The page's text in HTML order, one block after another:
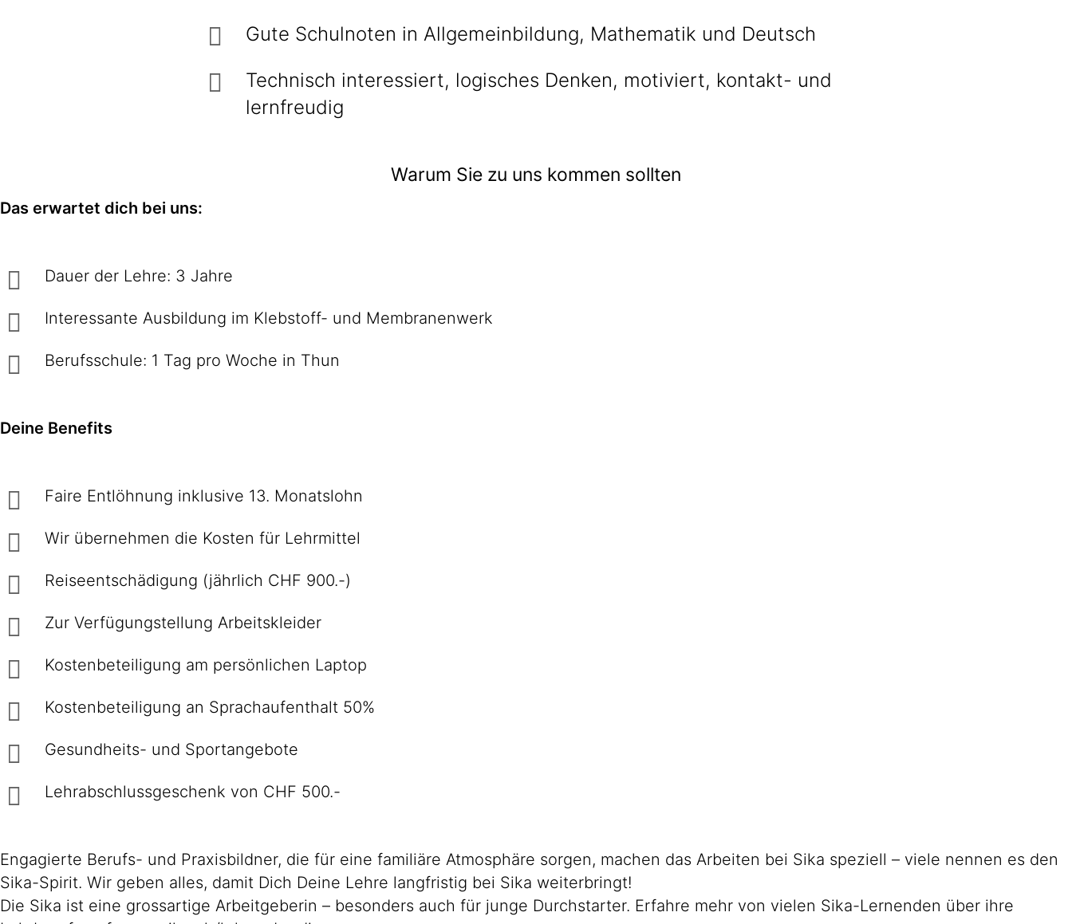
Gute Schulnoten in Allgemeinbildung, Mathematik und Deutsch
Technisch interessiert, logisches Denken, motiviert, kontakt- und
lernfreudig
Warum Sie zu uns kommen sollten
Das erwartet dich bei uns:
Dauer der Lehre: 3 Jahre
Interessante Ausbildung im Klebstoff- und Membranenwerk
Berufsschule: 1 Tag pro Woche in Thun
Deine Benefits
Faire Entlöhnung inklusive 13. Monatslohn
Wir übernehmen die Kosten für Lehrmittel
Reiseentschädigung (jährlich CHF 900.-)
Zur Verfügungstellung Arbeitskleider
Kostenbeteiligung am persönlichen Laptop
Kostenbeteiligung an Sprachaufenthalt 50%
Gesundheits- und Sportangebote
Lehrabschlussgeschenk von CHF 500.-
Engagierte Berufs- und Praxisbildner, die für eine familiäre Atmosphäre sorgen, machen das Arbeiten bei Sika speziell – viele nennen es den
Sika-Spirit. Wir geben alles, damit Dich Deine Lehre langfristig bei Sika weiterbringt!
Die Sika ist eine grossartige Arbeitgeberin – besonders auch für junge Durchstarter. Erfahre mehr von vielen Sika-Lernenden über ihre